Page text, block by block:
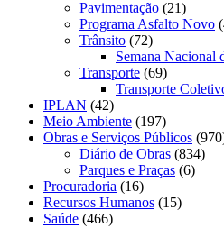
Pavimentação (21)
Programa Asfalto Novo
Trânsito (72)
Semana Nacional
Transporte (69)
Transporte
IPLAN (42)
Meio Ambiente (197)
Obras e Serviços Públicos
Diário de Obras (834)
Parques e Praças (6)
Procuradoria (16)
Recursos Humanos (15)
Saúde (466)